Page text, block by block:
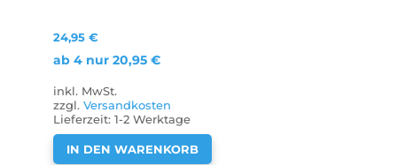
24,95 €
ab 4 nur 20,95 €
inkl. MwSt.
zzgl. Versandkosten
Lieferzeit: 1-2 Werktage
IN DEN WARENKORB